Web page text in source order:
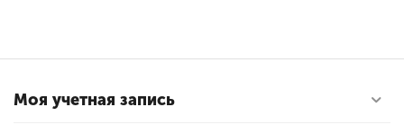
Моя учетная запись